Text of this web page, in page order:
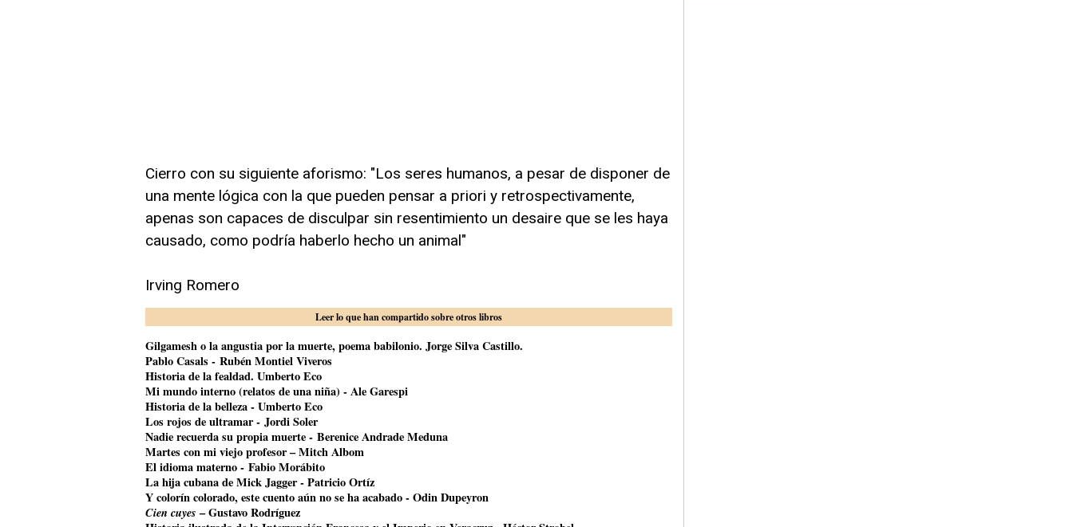
Cierro con su siguiente aforismo: "Los seres humanos, a pesar de disponer de
una mente lógica con la que pueden pensar a priori y retrospectivamente,
apenas son capaces de disculpar sin resentimiento un desaire que se les haya
causado, como podría haberlo hecho un animal"
Irving Romero
Leer lo que han compartido sobre otros libros
Gilgamesh o la angustia por la muerte, poema babilonio. Jorge Silva Castillo.
Pablo Casals - Rubén Montiel Viveros
Historia de la fealdad. Umberto Eco
Mi mundo interno (relatos de una niña) - Ale Garespi
Historia de la belleza - Umberto Eco
Los rojos de ultramar - Jordi Soler
Nadie recuerda su propia muerte - Berenice Andrade Meduna
Martes con mi viejo profesor – Mitch Albom
El idioma materno - Fabio Morábito
La hija cubana de Mick Jagger- Patricio Ortíz
Y colorín colorado, este cuento aún no se ha acabado - Odin Dupeyron
Cien cuyes – Gustavo Rodríguez